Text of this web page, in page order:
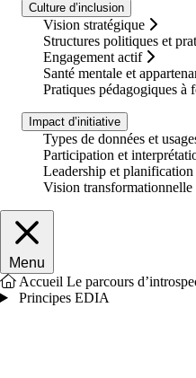
Culture d’inclusion
Vision stratégique
Structures politiques et
Engagement actif
Santé mentale et
Pratiques pédagogiques à
Impact d’initiative
Types de données et
Participation et
Leadership et planification
Vision transformationnelle
Fermer le menu principal
Menu
Accueil Le parcours
Principes EDIA